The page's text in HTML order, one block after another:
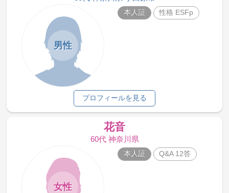
男性
本人証 性格 ESFp
プロフィールを見る
花音
60代 神奈川県
女性
本人証 Q&A 12答